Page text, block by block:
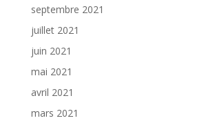
septembre 2021
juillet 2021
juin 2021
mai 2021
avril 2021
mars 2021